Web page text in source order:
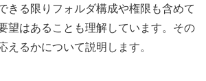
きる限りフォルダ構成や権限も含めて
望はあることも理解しています。その
えるかについて説明します。